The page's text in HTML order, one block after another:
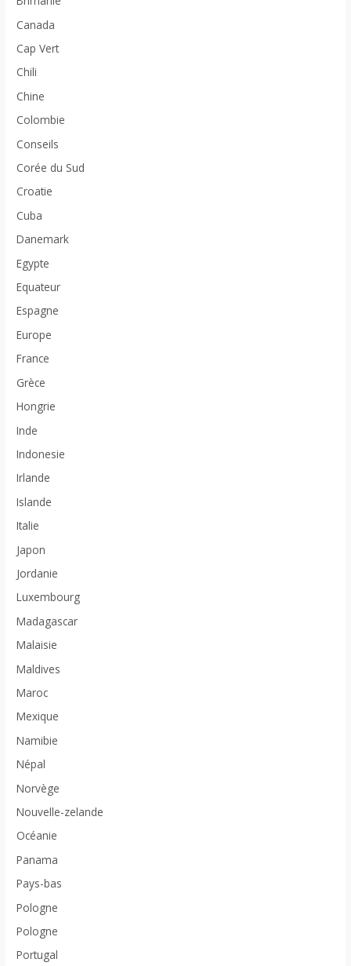
Canada
Cap Vert
Chili
Chine
Colombie
Conseils
Corée du Sud
Croatie
Cuba
Danemark
Egypte
Equateur
Espagne
Europe
France
Grèce
Hongrie
Inde
Indonesie
Irlande
Islande
Italie
Japon
Jordanie
Luxembourg
Madagascar
Malaisie
Maldives
Maroc
Mexique
Namibie
Népal
Norvège
Nouvelle-zelande
Océanie
Panama
Pays-bas
Pologne
Pologne
Portugal